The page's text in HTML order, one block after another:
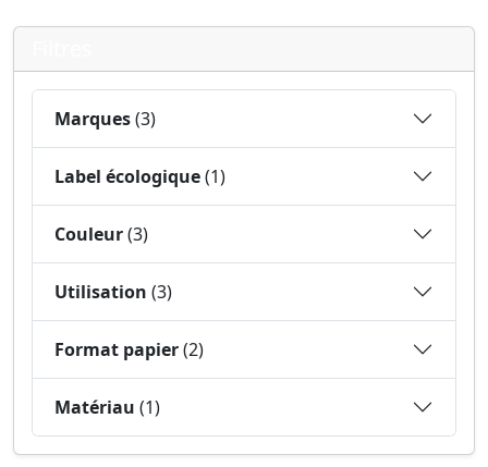
Marques(3)
Label écologique(1)
Couleur(3)
Utilisation (3)
Format papier(2)
Matériau (1)